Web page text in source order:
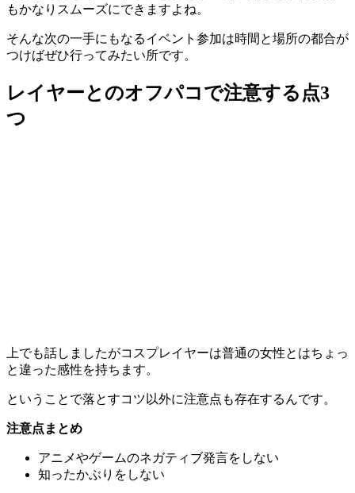
もかなりスムーズにできますよね。
そんな次の一手にもなるイベント参加は時間と場所の都合が
つけばぜひ行ってみたい所です。
レイヤーとのオフパコで注意する点3
つ
上でも話しましたがコスプレイヤーは普通の女性とはちょっ
と違った感性を持ちます。
ということで落とすコツ以外に注意点も存在するんです。
注意点まとめ
アニメやゲームのネガティブ発言をしない
知ったかぶりをしない